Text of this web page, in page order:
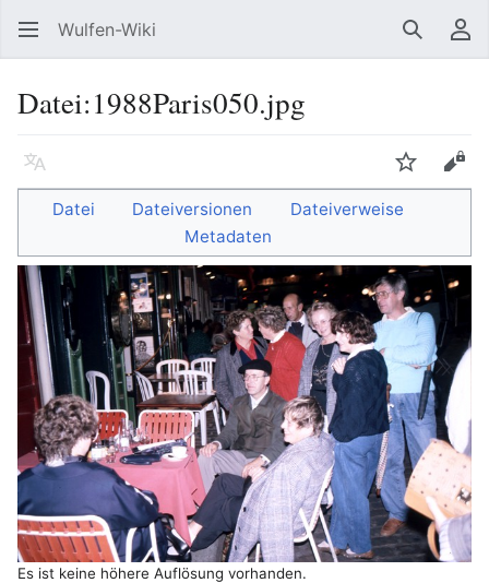
Wulfen-Wiki Suche
Datei:1988Paris050.jpg
Sprache
Datei Dateiversionen
Dateiverweise
Metadaten
Es ist keine höhere Auflösung vorhanden.